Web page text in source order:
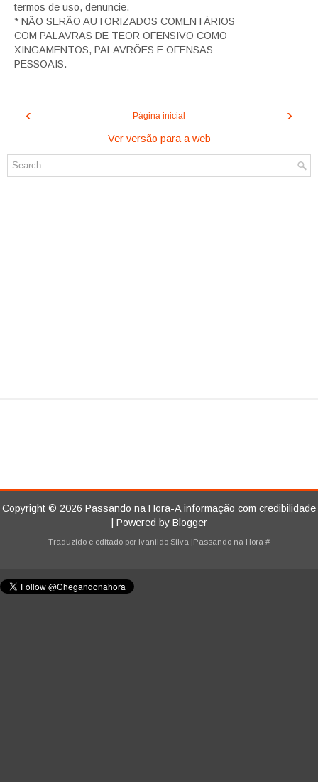
termos de uso, denuncie.
* NÃO SERÃO AUTORIZADOS COMENTÁRIOS
COM PALAVRAS DE TEOR OFENSIVO COMO
XINGAMENTOS, PALAVRÕES E OFENSAS
PESSOAIS.
‹ ›
Página inicial
Ver versão para a web
Copyright © 2026 Passando na Hora-A informação com credibilidade
| Powered by Blogger
Traduzido e editado por Ivanildo Silva |Passando na Hora #